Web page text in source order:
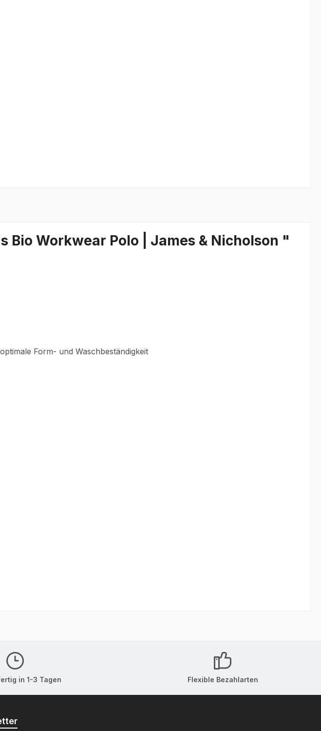
Bio Workwear Polo | James & Nicholson "
Form- und Waschbeständigkeit
in 1-3 Tagen Flexible Bezahlarten